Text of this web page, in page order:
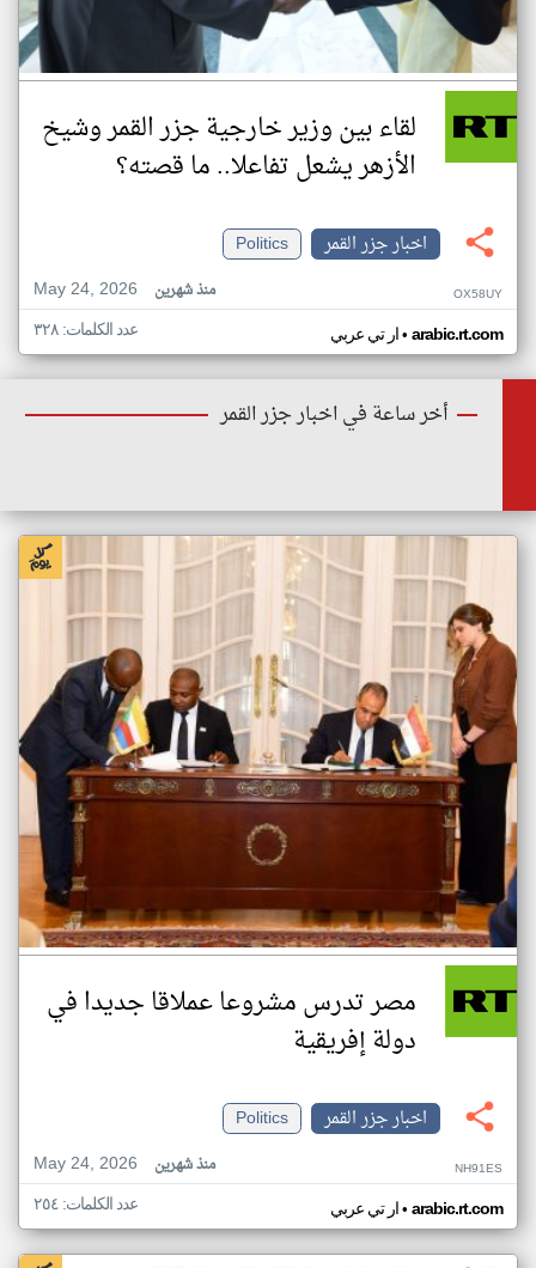
لقاء بين وزير خارجية جزر القمر وشيخ
الأزهر يشعل تفاعلا.. ما قصته؟
اخبار جزر القمر
Politics
May 24, 2026
منذ شهرين OX58UY
ار تي عربي• arabic.rt.com عدد الكلمات: ٣٢٨
أخر ساعة في اخبار جزر القمر
مصر تدرس مشروعا عملاقا جديدا في
دولة إفريقية
اخبار جزر القمر
Politics
May 24, 2026
منذ شهرين NH91ES
ار تي عربي• arabic.rt.com عدد الكلمات: ٢٥٤